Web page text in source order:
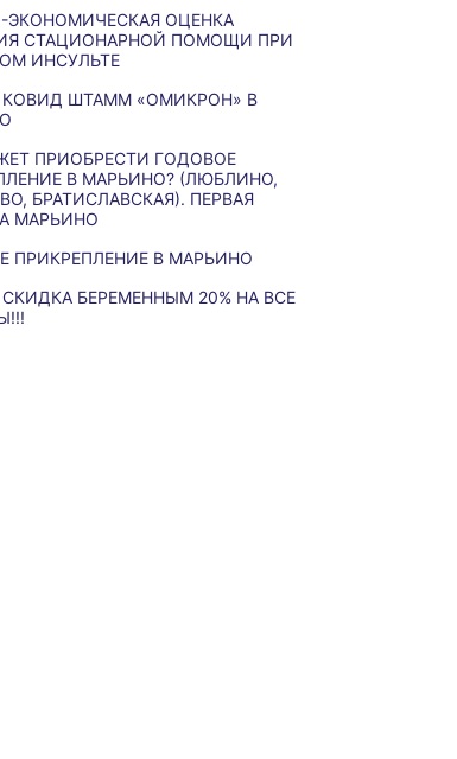
ЭКОНОМИЧЕСКАЯ ОЦЕНКА
СТАЦИОНАРНОЙ ПОМОЩИ ПРИ
ИНСУЛЬТЕ
КОВИД ШТАММ «ОМИКРОН» В
ПРИОБРЕСТИ ГОДОВОЕ
В МАРЬИНО? (ЛЮБЛИНО,
БРАТИСЛАВСКАЯ). ПЕРВАЯ
МАРЬИНО
ПРИКРЕПЛЕНИЕ В МАРЬИНО
БЕРЕМЕННЫМ 20% НА ВСЕ